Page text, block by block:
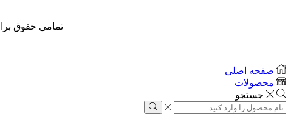
تمامی حقوق
صفحه اصلی
محصولات
جستجو